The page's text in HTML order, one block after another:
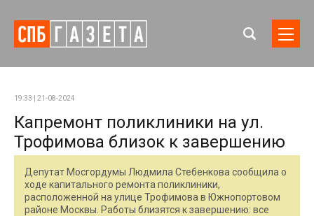
19:33 | 21-08-2024
Капремонт поликлиники на ул.
Трофимова близок к завершению
Депутат Мосгордумы Людмила Стебенкова сообщила о
ходе капитального ремонта поликлиники,
расположенной на улице Трофимова в Южнопортовом
районе Москвы. Работы близятся к завершению: все